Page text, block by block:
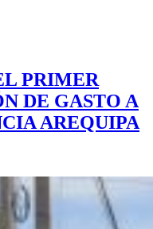
PRIMER
DE GASTO A
AREQUIPA